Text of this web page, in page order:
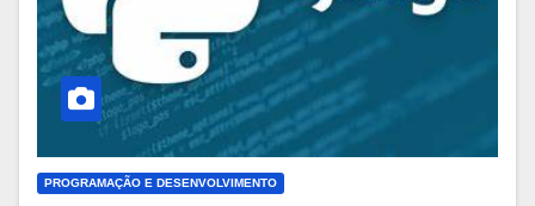
PROGRAMAÇÃO E DESENVOLVIMENTO